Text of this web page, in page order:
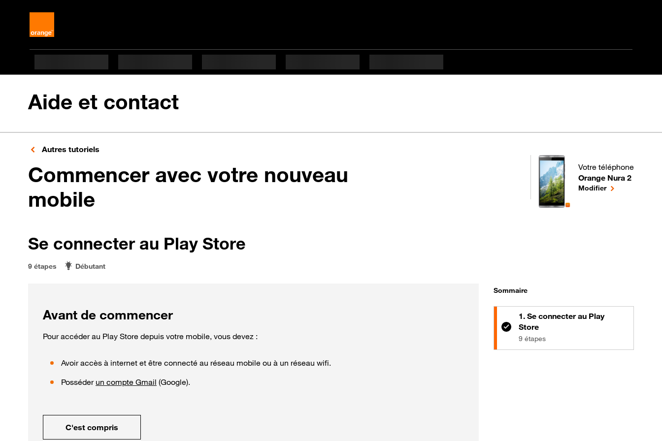
Aide et contact
Autres tutoriels
Commencer avec votre nouveau
mobile
Votre téléphone
Orange Nura 2
pour votre Orange Nura
Modifierle téléphone
Se connecter au Play Store
9 étapes Débutant
Avant de commencer
Pour accéder au Play Store depuis votre mobile, vous devez :
Avoir accès à internet et être connecté au réseau mobile ou à un réseau wifi.
Posséder un compte Gmail (Google).
C'est compris
Sommaire
1. Se connecter au Play
Store
9 étapes